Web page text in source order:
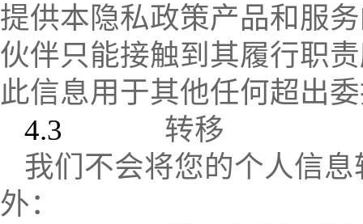
提供本隐私政策产品和服
伙伴只能接触到其履行职
此信息用于其他任何超出
4.3 转移
我们不会将您的个人信
外：